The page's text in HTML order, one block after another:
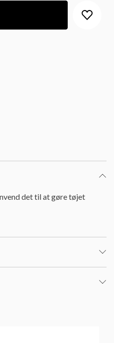
det til at gøre tøjet